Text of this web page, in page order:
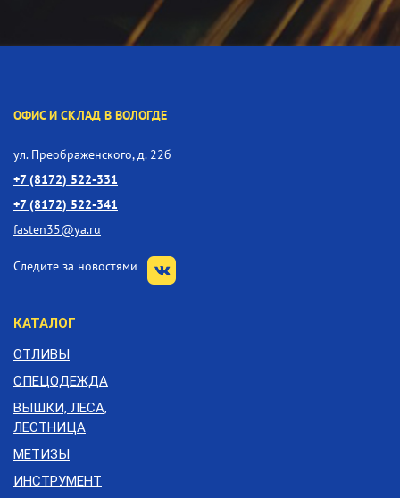
ОФИС И СКЛАД В ВОЛОГДЕ
ул. Преображенского, д. 22б
+7 (8172) 522-331
+7 (8172) 522-341
fasten35@ya.ru
Следите за новостями
КАТАЛОГ
ОТЛИВЫ
СПЕЦОДЕЖДА
ВЫШКИ, ЛЕСА,
ЛЕСТНИЦА
МЕТИЗЫ
ИНСТРУМЕНТ